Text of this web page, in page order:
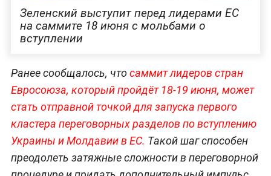
Зеленский выступит перед лидерами ЕС
на саммите 18 июня с мольбами о
вступлении
Ранее сообщалось, чтосаммит лидеров стран
Евросоюза, который пройдёт 18-19 июня, может
стать отправной точкой для запуска первого
кластера переговорных разделов по вступлению
Украины и Молдавии в ЕС. Такой шаг способен
преодолеть затяжные сложности в переговорной